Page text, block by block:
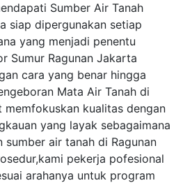
Sumber Air Tanah
siap dipergunakan setiap
yang menjadi penentu
Sumur Ragunan Jakarta
cara yang benar hingga
Mata Air Tanah di
memfokuskan kualitas dengan
yang layak sebagaimana
sumber air tanah di Ragunan
pekerja pofesional
arahanya untuk program